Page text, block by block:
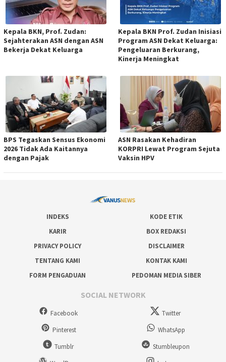
Kepala BKN, Prof. Zudan:
Sejahterakan ASN dengan ASN
Bekerja Dekat Keluarga
Kepala BKN Prof. Zudan Inisiasi
Program ASN Dekat Keluarga:
Pengeluaran Berkurang,
Kinerja Meningkat
BPS Tegaskan Sensus Ekonomi
2026 Tidak Ada Kaitannya
dengan Pajak
ASN Rasakan Kehadiran
KORPRI Lewat Program Sejuta
Vaksin HPV
INDEKS
KODE ETIK
KARIR
BOX REDAKSI
PRIVACY POLICY
DISCLAIMER
TENTANG KAMI
KONTAK KAMI
FORM PENGADUAN
PEDOMAN MEDIA SIBER
SOCIAL NETWORK
Facebook
Twitter
Pinterest
WhatsApp
Tumblr
Stumbleupon